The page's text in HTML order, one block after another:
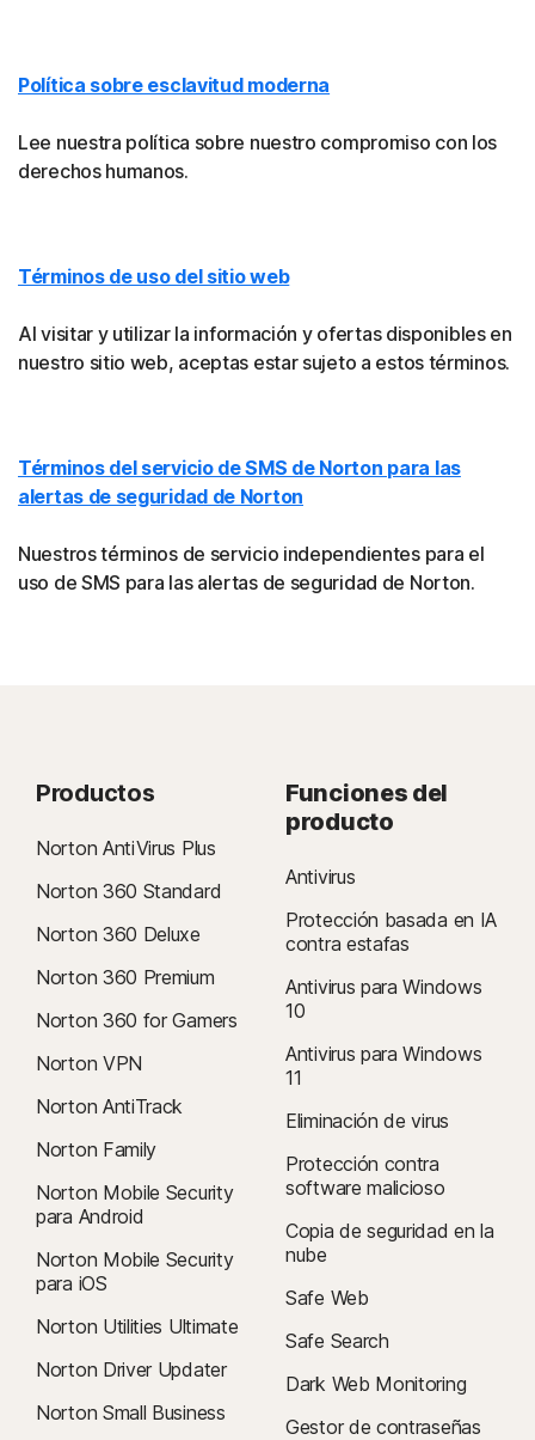
Política sobre esclavitud moderna
Lee nuestra política sobre nuestro compromiso con los
derechos humanos.
Términos de uso del sitio web
Al visitar y utilizar la información y ofertas disponibles en
nuestro sitio web, aceptas estar sujeto a estos términos.
Términos del servicio de SMS de Norton para las
alertas de seguridad de Norton
Nuestros términos de servicio independientes para el
uso de SMS para las alertas de seguridad de Norton.
Productos
Norton AntiVirus Plus
Norton 360 Standard
Norton 360 Deluxe
Norton 360 Premium
Norton 360 for Gamers
Norton VPN
Norton AntiTrack
Norton Family
Norton Mobile Security
para Android
Norton Mobile Security
para iOS
Norton Utilities Ultimate
Norton Driver Updater
Norton Small Business
Funciones del
producto
Antivirus
Protección basada en IA
contra estafas
Antivirus para Windows
10
Antivirus para Windows
11
Eliminación de virus
Protección contra
software malicioso
Copia de seguridad en la
nube
Safe Web
Safe Search
Dark Web Monitoring
Gestor de contraseñas